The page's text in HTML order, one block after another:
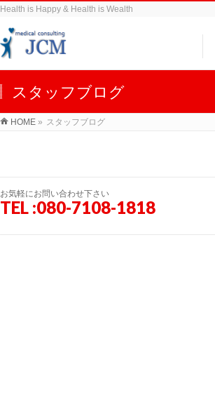
Health is Happy & Health is Wealth
スタッフブログ
HOME » スタッフブログ
お気軽にお問い合わせ下さい
TEL :080-7108-1818